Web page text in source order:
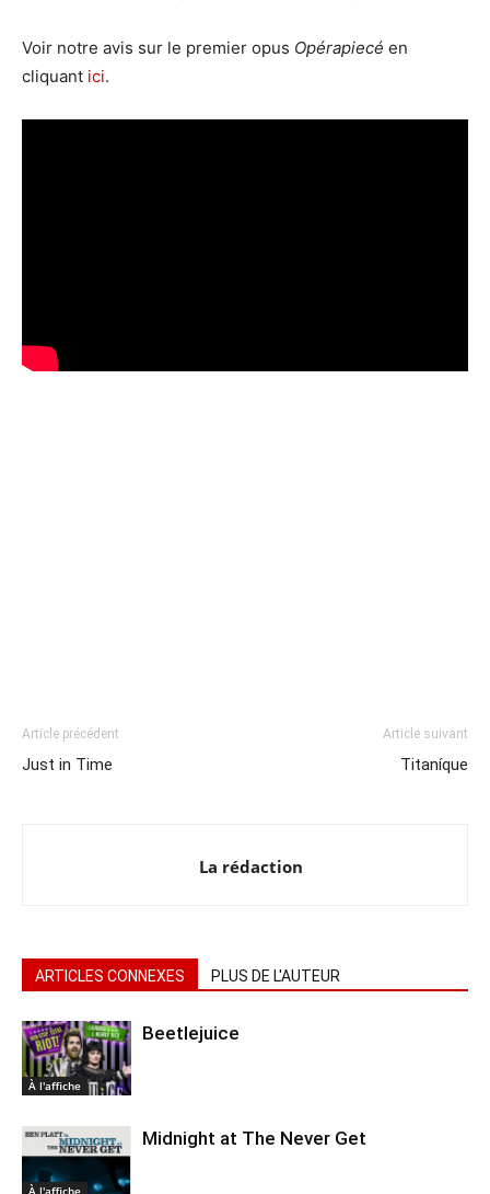
Voir notre avis sur le premier opus Opérapiecé en
cliquant ici.
Article précédent
Just in Time
Article suivant
Titaníque
La rédaction
ARTICLES CONNEXES PLUS DE L'AUTEUR
À l'affiche
Beetlejuice
Midnight at The Never Get